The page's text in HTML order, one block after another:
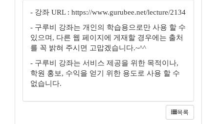
- 강좌 URL : https://www.gurubee.net/lecture/2134
- 구루비 강좌는 개인의 학습용으로만 사용 할 수
있으며, 다른 웹 페이지에 게재할 경우에는 출처
를 꼭 밝혀 주시면 고맙겠습니다.~^^
- 구루비 강좌는 서비스 제공을 위한 목적이나,
학원 홍보, 수익을 얻기 위한 용도로 사용 할 수
없습니다.
목록